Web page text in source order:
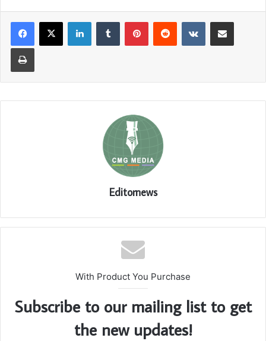
LinkedInTumblr PinterestReddit VKontakteShare via Email
Print
Editornews
With Product You Purchase
Subscribe to our mailing list to get
the new updates!